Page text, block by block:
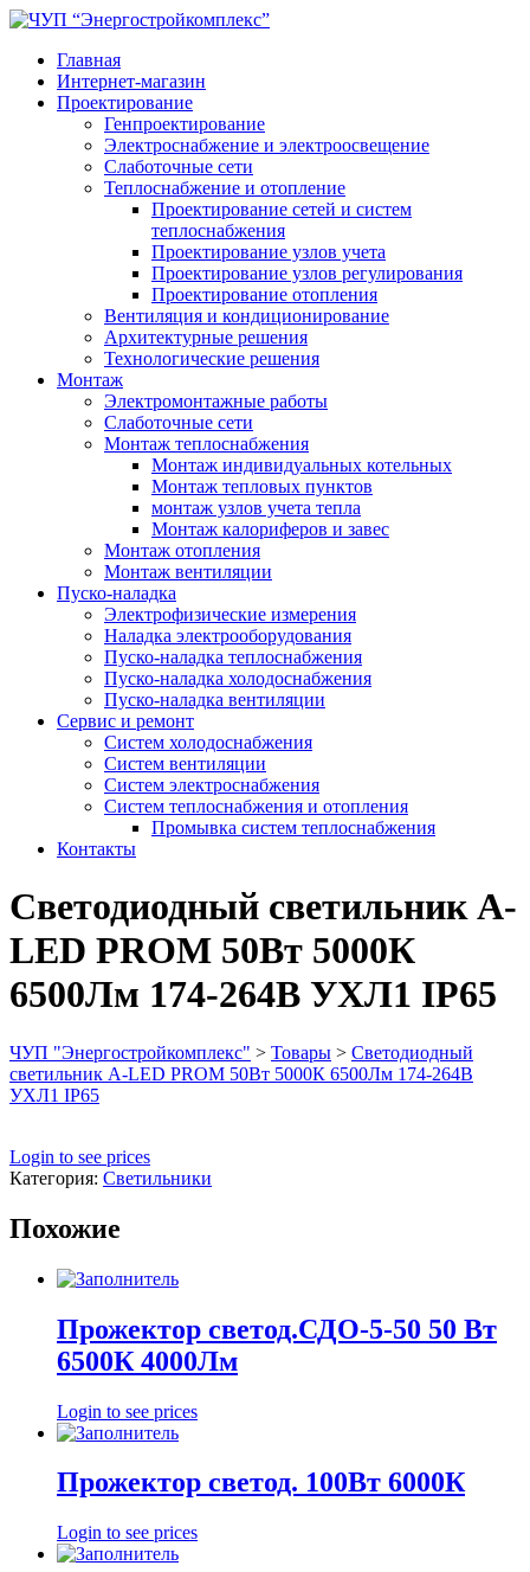
Главная
Интернет-магазин
Проектирование
Генпроектирование
Электроснабжение и электроосвещение
Слаботочные сети
Теплоснабжение и отопление
Проектирование сетей и систем
теплоснабжения
Проектирование узлов учета
Проектирование узлов регулирования
Проектирование отопления
Вентиляция и кондиционирование
Архитектурные решения
Технологические решения
Монтаж
Электромонтажные работы
Слаботочные сети
Монтаж теплоснабжения
Монтаж индивидуальных котельных
Монтаж тепловых пунктов
монтаж узлов учета тепла
Монтаж калориферов и завес
Монтаж отопления
Монтаж вентиляции
Пуско-наладка
Электрофизические измерения
Наладка электрооборудования
Пуско-наладка теплоснабжения
Пуско-наладка холодоснабжения
Пуско-наладка вентиляции
Сервис и ремонт
Систем холодоснабжения
Систем вентиляции
Систем электроснабжения
Систем теплоснабжения и отопления
Промывка систем теплоснабжения
Контакты
Светодиодный светильник A-
LED PROM 50Вт 5000К
6500Лм 174-264В УХЛ1 IP65
ЧУП "Энергостройкомплекс" > Товары > Светодиодный
светильник A-LED PROM 50Вт 5000К 6500Лм 174-264В
УХЛ1 IP65
Login to see prices
Категория: Светильники
Похожие
Прожектор светод.СДО-5-50 50 Вт
6500К 4000Лм
Login to see prices
Прожектор светод. 100Вт 6000К
Login to see prices